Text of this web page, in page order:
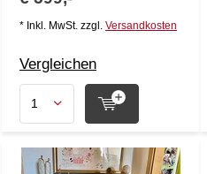
* Inkl. MwSt. zzgl. Versandkosten
Vergleichen